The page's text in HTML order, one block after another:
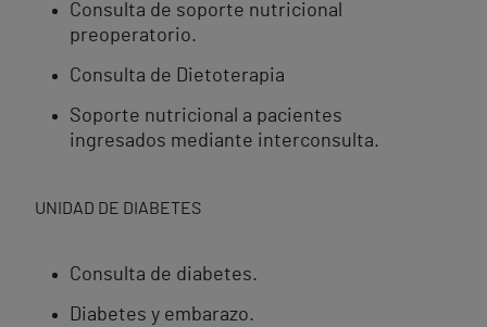
Consulta de soporte nutricional
preoperatorio.
Consulta de Dietoterapia
Soporte nutricional a pacientes
ingresados mediante interconsulta.
UNIDAD DE DIABETES
Consulta de diabetes.
Diabetes y embarazo.